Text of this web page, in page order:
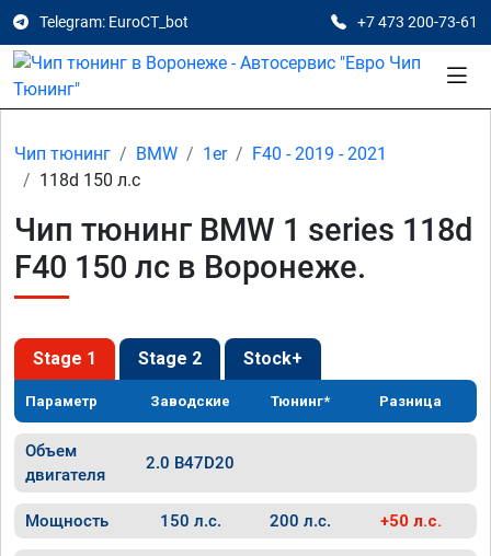
Telegram: EuroCT_bot +7 473 200-73-61
Чип тюнинг BMW 1er
F40 - 2019 - 2021
118d 150 л.с
Чип тюнинг BMW 1 series 118d
F40 150 лс в Воронеже.
Stage 1 Stage 2 Stock+
Параметр Заводские Тюнинг* Разница
Объем
двигателя
2.0 B47D20
Мощность 150 л.с. 200 л.с. +50 л.с.